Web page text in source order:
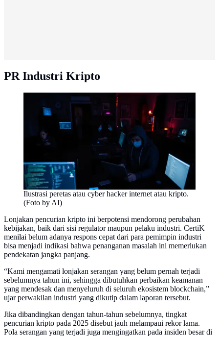
PR Industri Kripto
Ilustrasi peretas atau cyber hacker internet atau kripto.
(Foto by AI)
Lonjakan pencurian kripto ini berpotensi mendorong perubahan
kebijakan, baik dari sisi regulator maupun pelaku industri. CertiK
menilai belum adanya respons cepat dari para pemimpin industri
bisa menjadi indikasi bahwa penanganan masalah ini memerlukan
pendekatan jangka panjang.
“Kami mengamati lonjakan serangan yang belum pernah terjadi
sebelumnya tahun ini, sehingga dibutuhkan perbaikan keamanan
yang mendesak dan menyeluruh di seluruh ekosistem blockchain,”
ujar perwakilan industri yang dikutip dalam laporan tersebut.
Jika dibandingkan dengan tahun-tahun sebelumnya, tingkat
pencurian kripto pada 2025 disebut jauh melampaui rekor lama.
Pola serangan yang terjadi juga mengingatkan pada insiden besar di